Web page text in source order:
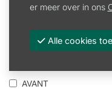
Promoties
AVANT
er meer over in ons
Alle cookies